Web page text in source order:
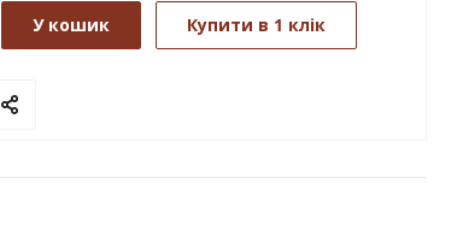
У кошик Купити в 1 клік